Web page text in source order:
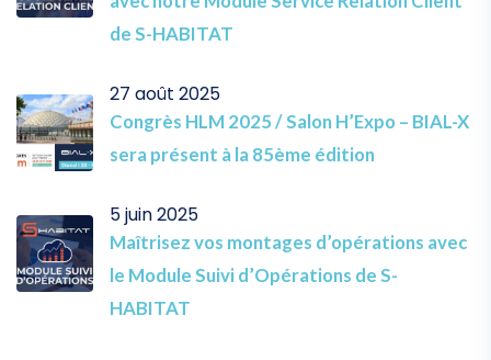
de S-HABITAT
27 août 2025
Congrès HLM 2025 / Salon H’Expo – BIAL-X
sera présent à la 85ème édition
5 juin 2025
Maîtrisez vos montages d’opérations avec
le Module Suivi d’Opérations de S-
HABITAT